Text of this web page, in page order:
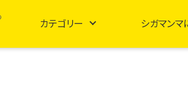
カテゴリー シガマンマ